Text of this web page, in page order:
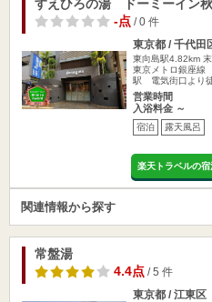
すえひろの湯 ドーミーイン
-点/ 0 件
東京都 / 千代田
東向島駅4.82km
東京メトロ銀座線
駅 電気街口より
営業時間
入浴料金 ～
宿泊 露天風呂
楽天トラベルの
関連情報から探す
常盤湯
4.4点/ 5 件
東京都 / 江東区